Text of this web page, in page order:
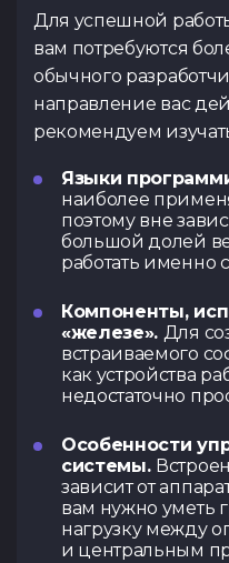
Для успешной
вам потребуются
обычного
направление вас
рекомендуем
Языки
наиболее
поэтому вне
большой долей
работать именно
Компоненты,
«железе». Для
встраиваемого
как устройства
недостаточно
Особенности
системы.
зависит от
вам нужно уметь
нагрузку между
и центральным